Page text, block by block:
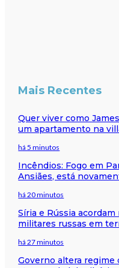
Mais Recentes
Quer viver como
um apartamento na
há 5 minutos
Incêndios: Fogo em
Ansiães, está
há 20 minutos
Síria e Rússia
militares russas em
há 27 minutos
Governo altera regime